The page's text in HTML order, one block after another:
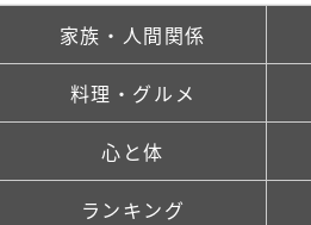
家族・人間関係
料理・グルメ
心と体
ランキング